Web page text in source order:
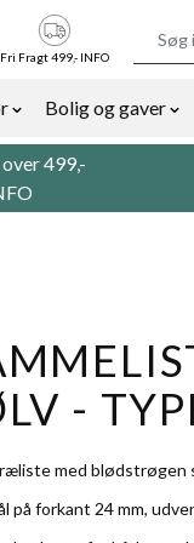
Bolig og gaver
Fri Fragt 499,- INFO
499,-
-
med blødstrøgen
på forkant 24 mm,